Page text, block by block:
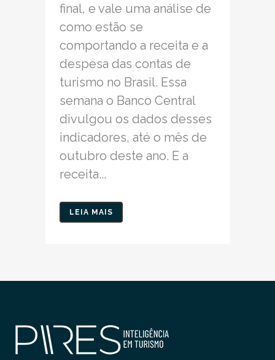
final, e vale uma análise de
como estão se
comportando a receita e a
despesa das contas de
turismo no Brasil. Essa
semana o Banco Central
divulgou os dados desses
indicadores, até o mês de
outubro deste ano. E a
receita...
LEIA MAIS